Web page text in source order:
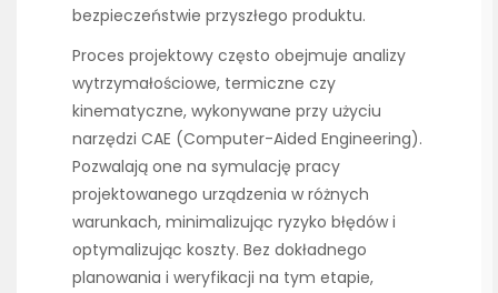
bezpieczeństwie przyszłego produktu.
Proces projektowy często obejmuje analizy
wytrzymałościowe, termiczne czy
kinematyczne, wykonywane przy użyciu
narzędzi CAE (Computer-Aided Engineering).
Pozwalają one na symulację pracy
projektowanego urządzenia w różnych
warunkach, minimalizując ryzyko błędów i
optymalizując koszty. Bez dokładnego
planowania i weryfikacji na tym etapie,